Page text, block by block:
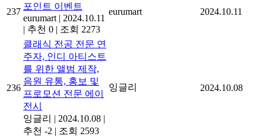
237
포인트 이벤트
eurumart | 2024.10.11
| 추천 0 | 조회 2273
eurumart 2024.10.11
236
클래식 전공 전문 연
주자, 인디 아티스트
를 위한 앨범 제작,
음원 유통, 홍보 및
프로모션 전문 에이
전시
잉글리 | 2024.10.08 |
추천 -2 | 조회 2593
잉글리 2024.10.08